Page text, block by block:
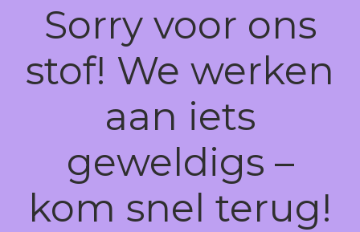
Sorry voor ons
stof! We werken
aan iets
geweldigs –
kom snel terug!